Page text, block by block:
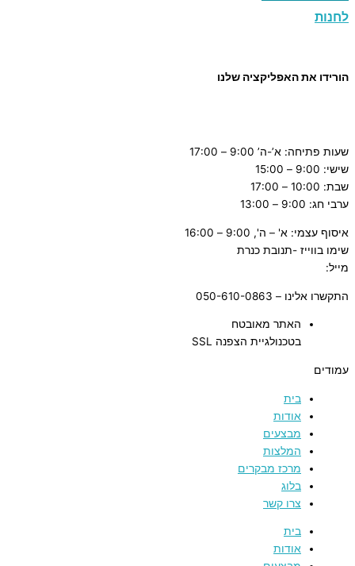
לחנות
הורידו את האפליקציה שלנו
שעות פתיחה: א’-ה’ 9:00 – 17:00
שישי: 9:00 – 15:00
שבת: 10:00 – 17:00
ערבי חג: 9:00 – 13:00
איסוף עצמי: א' – ה', 9:00 – 16:00
שימו בווייז -תנובת כנרת
מייל:
התקשרו אלינו – 050-610-0863
האתר מאובטח
בטכנולגיית הצפנה SSL
עמודים
בית
אודות
מבצעים
המלצות
מרכז מבקרים
בלוג
צרו קשר
בית
אודות